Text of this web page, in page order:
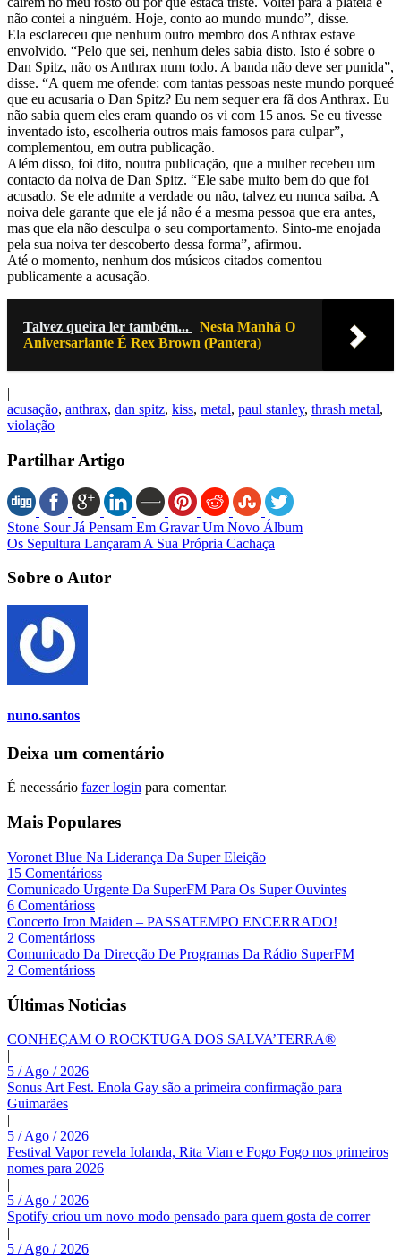
não contei a ninguém. Hoje, conto ao mundo mundo”, disse.
Ela esclareceu que nenhum outro membro dos Anthrax estave
envolvido. “Pelo que sei, nenhum deles sabia disto. Isto é sobre o
Dan Spitz, não os Anthrax num todo. A banda não deve ser punida”,
disse. “A quem me ofende: com tantas pessoas neste mundo porqueé
que eu acusaria o Dan Spitz? Eu nem sequer era fã dos Anthrax. Eu
não sabia quem eles eram quando os vi com 15 anos. Se eu tivesse
inventado isto, escolheria outros mais famosos para culpar”,
complementou, em outra publicação.
Além disso, foi dito, noutra publicação, que a mulher recebeu um
contacto da noiva de Dan Spitz. “Ele sabe muito bem do que foi
acusado. Se ele admite a verdade ou não, talvez eu nunca saiba. A
noiva dele garante que ele já não é a mesma pessoa que era antes,
mas que ela não desculpa o seu comportamento. Sinto-me enojada
pela sua noiva ter descoberto dessa forma”, afirmou.
Até o momento, nenhum dos músicos citados comentou
publicamente a acusação.
Talvez queira ler também...
Nesta Manhã O
Aniversariante É Rex Brown (Pantera)
|
acusação, anthrax, dan spitz, kiss, metal, paul stanley, thrash metal,
violação
Partilhar Artigo
Stone Sour Já Pensam Em Gravar Um Novo Álbum
Os Sepultura Lançaram A Sua Própria Cachaça
Sobre o Autor
nuno.santos
Deixa um comentário
É necessário fazer login para comentar.
Mais Populares
Voronet Blue Na Liderança Da Super Eleição
15 Comentárioss
Comunicado Urgente Da SuperFM Para Os Super Ouvintes
6 Comentárioss
Concerto Iron Maiden – PASSATEMPO ENCERRADO!
2 Comentárioss
Comunicado Da Direcção De Programas Da Rádio SuperFM
2 Comentárioss
Últimas Noticias
CONHEÇAM O ROCKTUGA DOS SALVA’TERRA®
|
5 / Ago / 2026
Sonus Art Fest. Enola Gay são a primeira confirmação para
Guimarães
|
5 / Ago / 2026
Festival Vapor revela Iolanda, Rita Vian e Fogo Fogo nos primeiros
nomes para 2026
|
5 / Ago / 2026
Spotify criou um novo modo pensado para quem gosta de correr
|
5 / Ago / 2026